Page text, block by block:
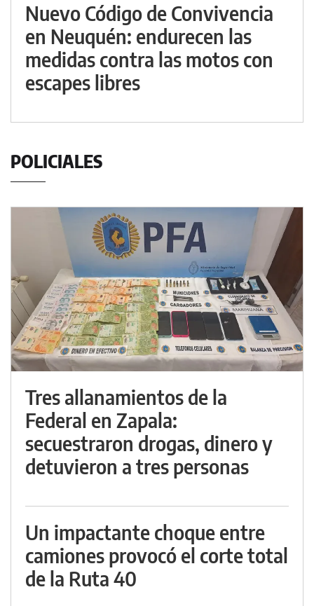
Nuevo Código de Convivencia
en Neuquén: endurecen las
medidas contra las motos con
escapes libres
POLICIALES
Tres allanamientos de la
Federal en Zapala:
secuestraron drogas, dinero y
detuvieron a tres personas
Un impactante choque entre
camiones provocó el corte total
de la Ruta 40